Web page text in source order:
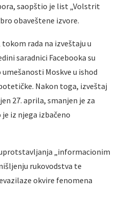
saopštio je list „Volstrit
obaveštene izvore.
rada na izveštaju u
saradnici Facebooka su
Moskve u ishod
Nakon toga, izveštaj
27. aprila, smanjen je za
iz njega izbačeno
„informacionim
rukovodstva te
okvire fenomena